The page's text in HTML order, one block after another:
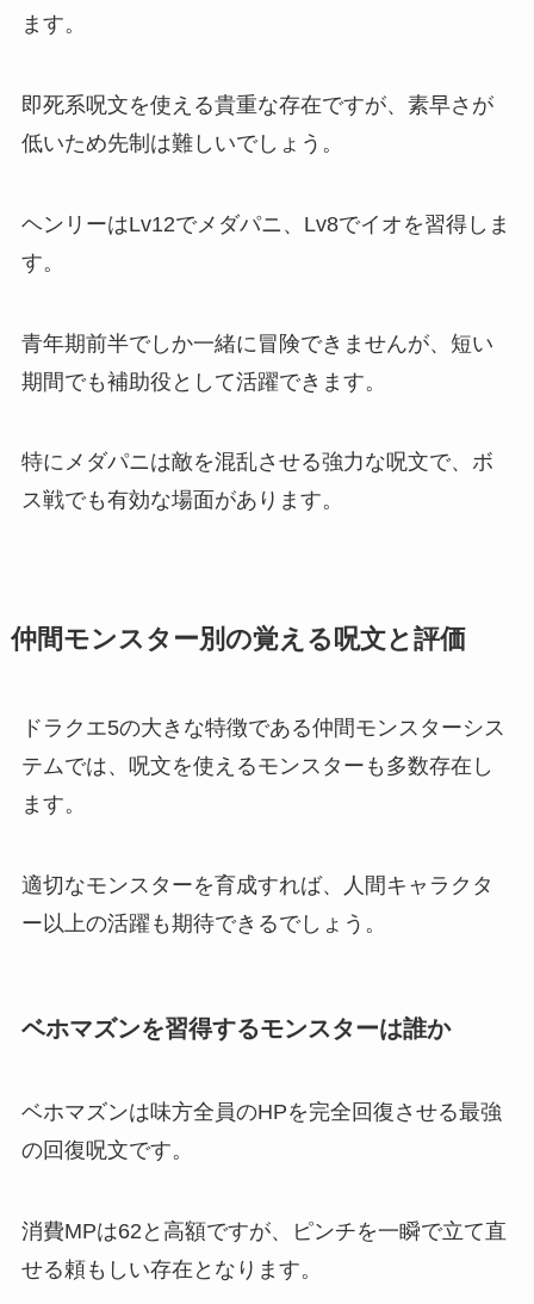
ます。
即死系呪文を使える貴重な存在ですが、素早さが
低いため先制は難しいでしょう。
ヘンリーはLv12でメダパニ、Lv8でイオを習得しま
す。
青年期前半でしか一緒に冒険できませんが、短い
期間でも補助役として活躍できます。
特にメダパニは敵を混乱させる強力な呪文で、ボ
ス戦でも有効な場面があります。
仲間モンスター別の覚える呪文と評価
ドラクエ5の大きな特徴である仲間モンスターシス
テムでは、呪文を使えるモンスターも多数存在し
ます。
適切なモンスターを育成すれば、人間キャラクタ
ー以上の活躍も期待できるでしょう。
ベホマズンを習得するモンスターは誰か
ベホマズンは味方全員のHPを完全回復させる最強
の回復呪文です。
消費MPは62と高額ですが、ピンチを一瞬で立て直
せる頼もしい存在となります。